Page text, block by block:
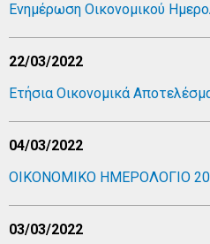
Ενημέρωση Οικονομικού
22/03/2022
Ετήσια Οικονομικά
04/03/2022
ΟΙΚΟΝΟΜΙΚΟ ΗΜΕΡΟΛΟΓΙΟ
03/03/2022